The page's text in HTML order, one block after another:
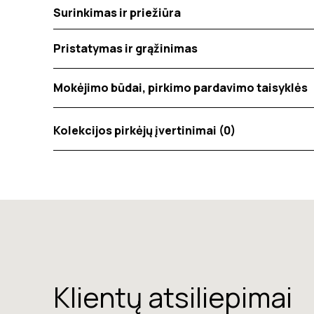
Surinkimas ir priežiūra
Pristatymas ir grąžinimas
Mokėjimo būdai, pirkimo pardavimo taisyklės
Kolekcijos pirkėjų įvertinimai (0)
Klientų atsiliepimai